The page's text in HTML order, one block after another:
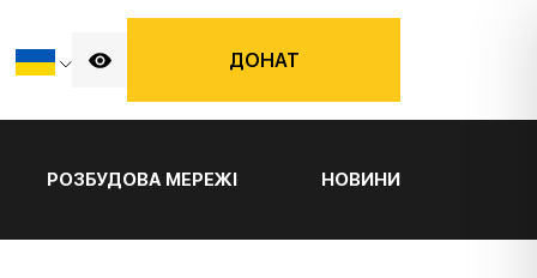
ДОНАТ
РОЗБУДОВА МЕРЕЖІ НОВИНИ